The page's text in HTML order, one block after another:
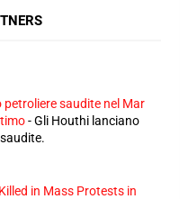
saudite nel Mar
-Gli Houthi lanciano
in Mass Protests in